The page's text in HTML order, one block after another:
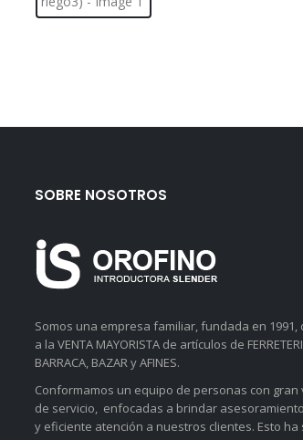
SOBRE NOSOTROS
Somos una empresa familiar, fundada en 1991,
a la VENTA MAYORISTA de artículos de
BARRACA, BAZAR y AFINES.
Conformamos un equipo de personas con gran
de servicio, enfocadas a brindar
y eficiente atención a nuestros clientes. Esto ha